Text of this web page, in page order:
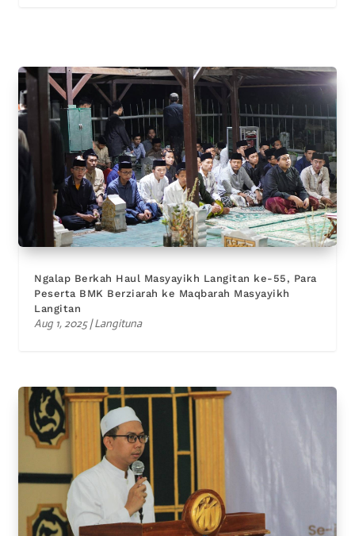
Ngalap Berkah Haul Masyayikh Langitan ke-55, Para
Peserta BMK Berziarah ke Maqbarah Masyayikh
Langitan
Aug 1, 2025|Langituna